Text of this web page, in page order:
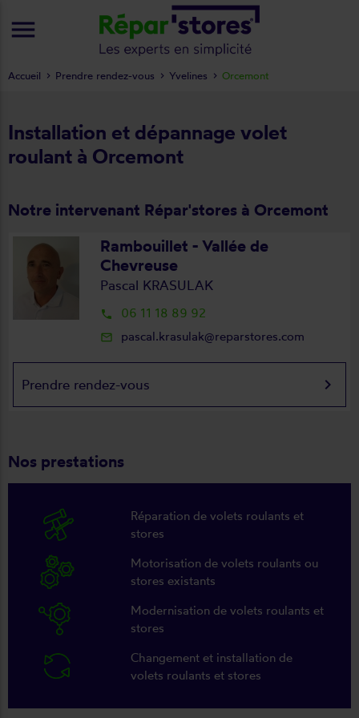
Installation et dépannage volet
roulant à Orcemont
Notre intervenant Répar'stores à Orcemont
Rambouillet - Vallée de
Chevreuse
Pascal KRASULAK
local_phone 06 11 18 89 92
mail_outline pascal.krasulak@reparstores.com
Prendre rendez-vous keyboard_arrow_right
Nos prestations
Réparation de volets roulants et
stores
Motorisation de volets roulants ou
stores existants
Modernisation de volets roulants et
stores
Changement et installation de
volets roulants et stores
Accueil Prendre rendez-vous Yvelines Orcemont
menu